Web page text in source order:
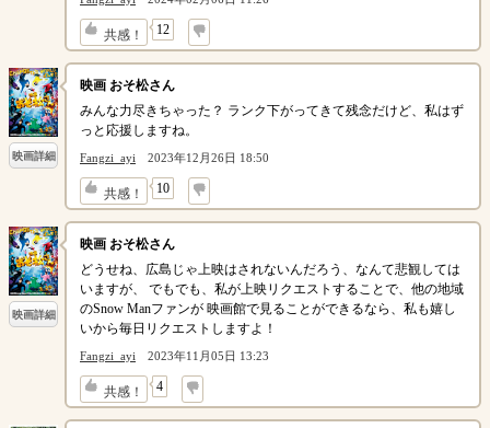
共感！ 12
↓
映画詳細
映画 おそ松さん
みんな力尽きちゃった？ ランク下がってきて残念だけど、私はず
っと応援しますね。
Fangzi_ayi 2023年12月26日 18:50
共感！ 10
↓
映画詳細
映画 おそ松さん
どうせね、広島じゃ上映はされないんだろう、なんて悲観しては
いますが、 でもでも、私が上映リクエストすることで、他の地域
のSnow Manファンが 映画館で見ることができるなら、私も嬉し
いから毎日リクエストしますよ！
Fangzi_ayi 2023年11月05日 13:23
共感！ 4
↓